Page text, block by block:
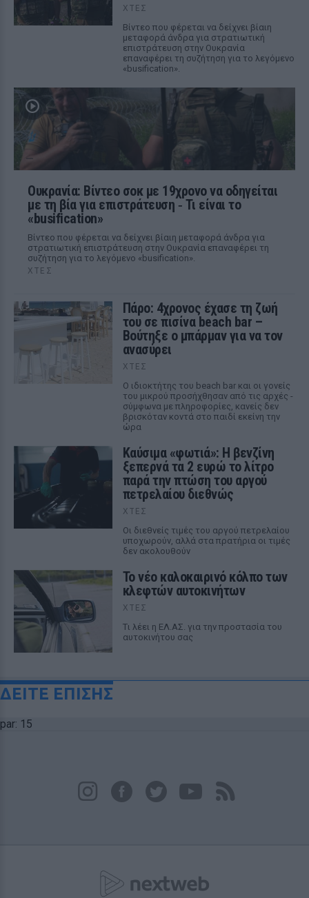
ΧΤΕΣ
Βίντεο που φέρεται να δείχνει βίαιη
μεταφορά άνδρα για στρατιωτική
επιστράτευση στην Ουκρανία
επαναφέρει τη συζήτηση για το λεγόμενο
«busification».
Ουκρανία: Βίντεο σοκ με 19χρονο να οδηγείται
με τη βία για επιστράτευση ‑ Τι είναι το
«busification»
Βίντεο που φέρεται να δείχνει βίαιη μεταφορά άνδρα για
στρατιωτική επιστράτευση στην Ουκρανία επαναφέρει τη
συζήτηση για το λεγόμενο «busification».
ΧΤΕΣ
Πάρο: 4χρονος έχασε τη ζωή
του σε πισίνα beach bar –
Βούτηξε ο μπάρμαν για να τον
ανασύρει
ΧΤΕΣ
Ο ιδιοκτήτης του beach bar και οι γονείς
του μικρού προσήχθησαν από τις αρχές -
σύμφωνα με πληροφορίες, κανείς δεν
βρισκόταν κοντά στο παιδί εκείνη την
ώρα
Καύσιμα «φωτιά»: Η βενζίνη
ξεπερνά τα 2 ευρώ το λίτρο
παρά την πτώση του αργού
πετρελαίου διεθνώς
ΧΤΕΣ
Οι διεθνείς τιμές του αργού πετρελαίου
υποχωρούν, αλλά στα πρατήρια οι τιμές
δεν ακολουθούν
Το νέο καλοκαιρινό κόλπο των
κλεφτών αυτοκινήτων
ΧΤΕΣ
Tι λέει η ΕΛ.ΑΣ. για την προστασία του
αυτοκινήτου σας
ΔΕΙΤΕ ΕΠΙΣΗΣ
par: 15